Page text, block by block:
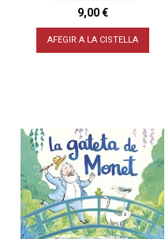
9,00 €
AFEGIR A LA CISTELLA